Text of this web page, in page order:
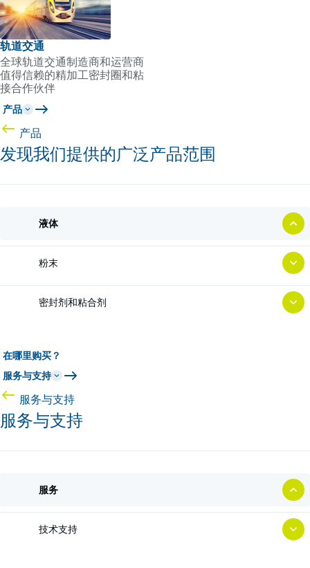
轨道交通
全球轨道交通制造商和运营商
值得信赖的精加工密封圈和粘
接合作伙伴
产品
产品
发现我们提供的广泛产品范围
液体
粉末
密封剂和粘合剂
在哪里购买？
服务与支持
服务与支持
服务与支持
服务
技术支持